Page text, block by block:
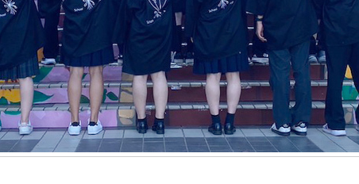
リジナルうちわ オリジナル浴衣